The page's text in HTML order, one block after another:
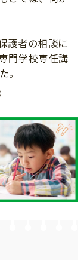
護者の相談に
門学校専任講
。